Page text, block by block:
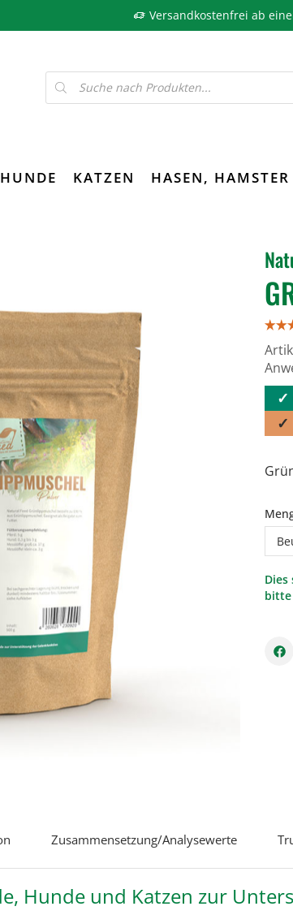
Versandkostenfrei ab
HUNDE KATZEN HASEN,
bitte
Zusammensetzung/Analysewerte
Hunde und Katzen zur